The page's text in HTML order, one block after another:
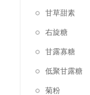
甘草甜素
右旋糖
甘露寡糖
低聚甘露糖
菊粉